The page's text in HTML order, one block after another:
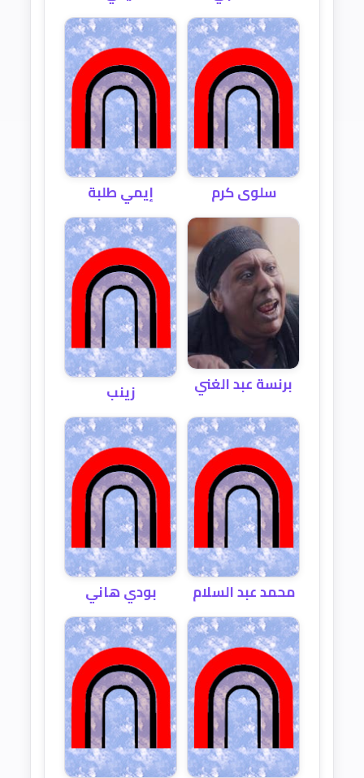
سلوى كرم إيمي طلبة
برنسة عبد الغني زينب
محمد عبد السلام بودي هاني